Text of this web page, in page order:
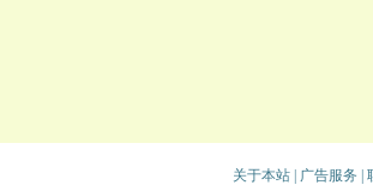
关于本站| 广告服务